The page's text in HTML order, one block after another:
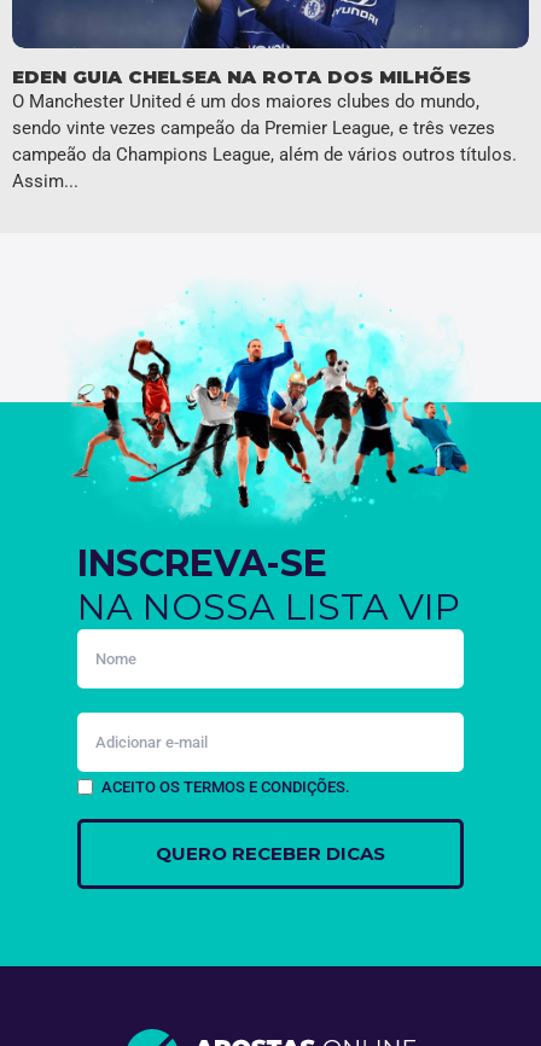
EDEN GUIA CHELSEA NA ROTA DOS MILHÕES
O Manchester United é um dos maiores clubes do mundo,
sendo vinte vezes campeão da Premier League, e três vezes
campeão da Champions League, além de vários outros títulos.
Assim...
INSCREVA-SE
NA NOSSA LISTA VIP
ACEITO OS TERMOS E CONDIÇÕES.